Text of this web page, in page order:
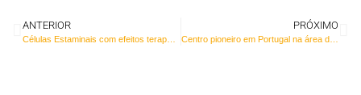
ANTERIOR
Células Estaminais com efeitos terapêuticos no melanoma
PRÓXIMO